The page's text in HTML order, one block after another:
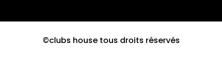
©clubs house tous droits réservés